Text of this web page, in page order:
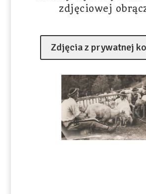
zdjęciowej
Zdjęcia z prywatnej